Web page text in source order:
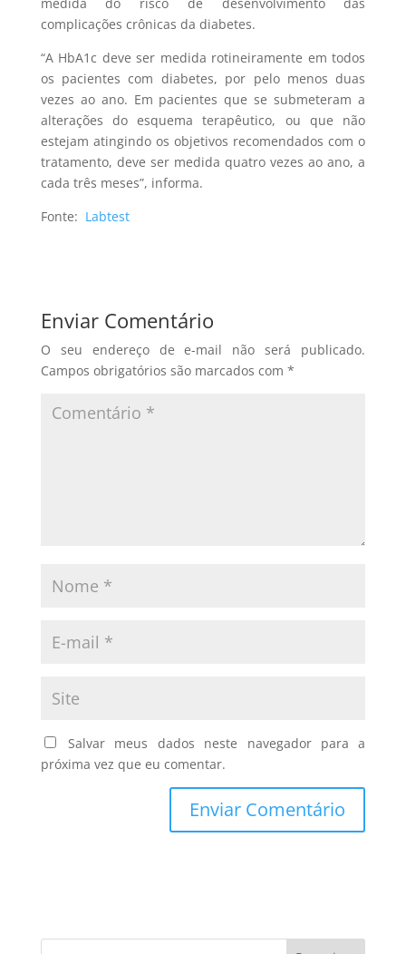
complicações crônicas da diabetes.
“A HbA1c deve ser medida rotineiramente em todos
os pacientes com diabetes, por pelo menos duas
vezes ao ano. Em pacientes que se submeteram a
alterações do esquema terapêutico, ou que não
estejam atingindo os objetivos recomendados com o
tratamento, deve ser medida quatro vezes ao ano, a
cada três meses”, informa.
Fonte: Labtest
Enviar Comentário
O seu endereço de e-mail não será publicado.
Campos obrigatórios são marcados com *
Salvar meus dados neste navegador para a
próxima vez que eu comentar.